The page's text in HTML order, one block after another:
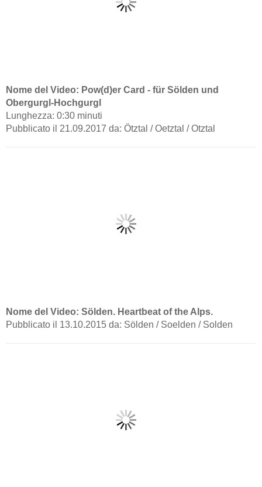
Nome del Video: Pow(d)er Card - für Sölden und
Obergurgl-Hochgurgl
Lunghezza: 0:30 minuti
Pubblicato il 21.09.2017 da: Ötztal / Oetztal / Otztal
Nome del Video: Sölden. Heartbeat of the Alps.
Pubblicato il 13.10.2015 da: Sölden / Soelden / Solden